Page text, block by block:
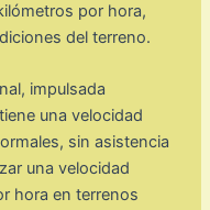
por hora,
del terreno.
impulsada
una velocidad
sin asistencia
una velocidad
hora en terrenos